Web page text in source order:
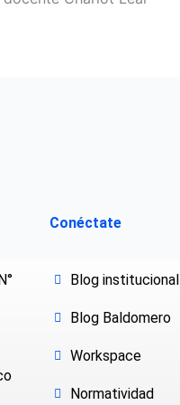
Conéctate
Blog institucional
Blog Baldomero
Workspace
Normatividad